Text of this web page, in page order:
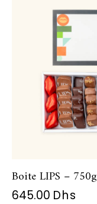
Boite LIPS – 750g
645.00 Dhs